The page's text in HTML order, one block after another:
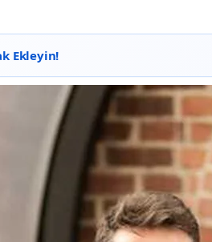
Ekleyin!